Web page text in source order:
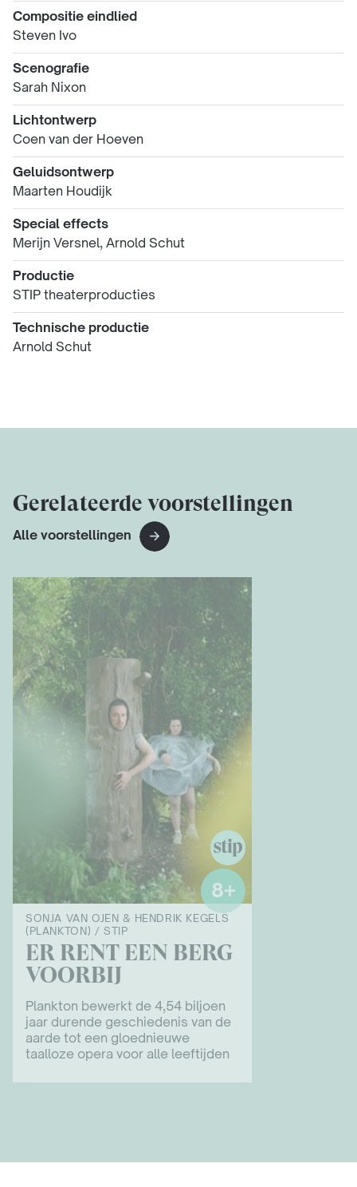
Compositie eindlied
Steven Ivo
Scenografie
Sarah Nixon
Lichtontwerp
Coen van der Hoeven
Geluidsontwerp
Maarten Houdijk
Special effects
Merijn Versnel, Arnold Schut
Productie
STIP theaterproducties
Technische productie
Arnold Schut
Gerelateerde voorstellingen
Alle voorstellingen
8+
SONJA VAN OJEN & HENDRIK KEGELS
(PLANKTON) / STIP
ER RENT EEN BERG
VOORBIJ
Plankton bewerkt de 4,54 biljoen
jaar durende geschiedenis van de
aarde tot een gloednieuwe
taalloze opera voor alle leeftijden